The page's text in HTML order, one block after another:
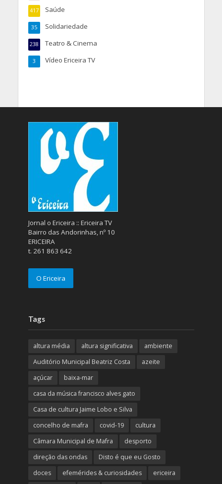
Saúde
417
Solidariedade
35
Teatro & Cinema
238
Vídeo Ericeira TV
3
Jornal o Ericeira :: Ericeira TV
Bairro das Andorinhas, nº 10
ERICEIRA
t. 261 863 642
O Ericeira
Tags
altura média altura significativa
ambiente
Auditório Municipal Beatriz Costa
azeite
açúcar
baixa-mar
casa da música francisco alves gato
Casa de cultura Jaime Lobo e Silva
concelho de mafra
covid-19
cultura
Câmara Municipal de Mafra
desporto
direção das ondas
Disto é que eu Gosto
doces
efemérides & curiosidades ericeira